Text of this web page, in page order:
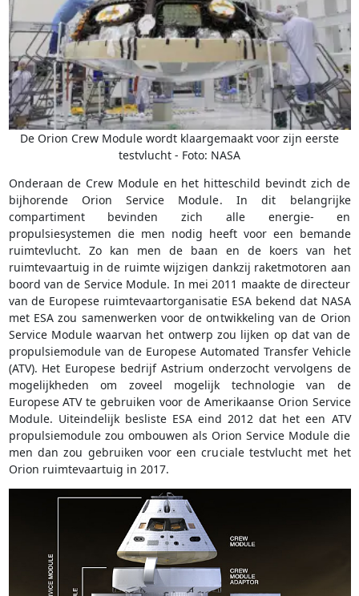
De Orion Crew Module wordt klaargemaakt voor zijn eerste
testvlucht - Foto: NASA
Onderaan de Crew Module en het hitteschild bevindt zich de
bijhorende Orion Service Module. In dit belangrijke
compartiment bevinden zich alle energie- en
propulsiesystemen die men nodig heeft voor een bemande
ruimtevlucht. Zo kan men de baan en de koers van het
ruimtevaartuig in de ruimte wijzigen dankzij raketmotoren aan
boord van de Service Module. In mei 2011 maakte de directeur
van de Europese ruimtevaartorganisatie ESA bekend dat NASA
met ESA zou samenwerken voor de ontwikkeling van de Orion
Service Module waarvan het ontwerp zou lijken op dat van de
propulsiemodule van de Europese Automated Transfer Vehicle
(ATV). Het Europese bedrijf Astrium onderzocht vervolgens de
mogelijkheden om zoveel mogelijk technologie van de
Europese ATV te gebruiken voor de Amerikaanse Orion Service
Module. Uiteindelijk besliste ESA eind 2012 dat het een ATV
propulsiemodule zou ombouwen als Orion Service Module die
men dan zou gebruiken voor een cruciale testvlucht met het
Orion ruimtevaartuig in 2017.